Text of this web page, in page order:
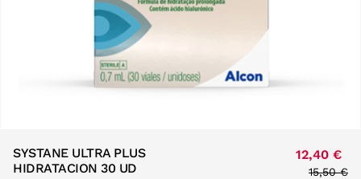
SYSTANE ULTRA PLUS
HIDRATACION 30 UD
12,40 €
Price
15,50 €